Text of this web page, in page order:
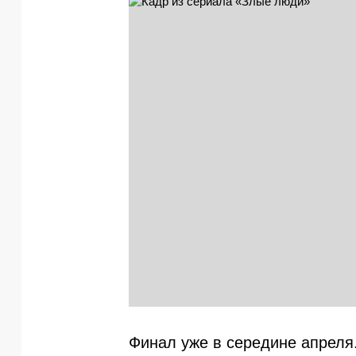
Финал уже в середине